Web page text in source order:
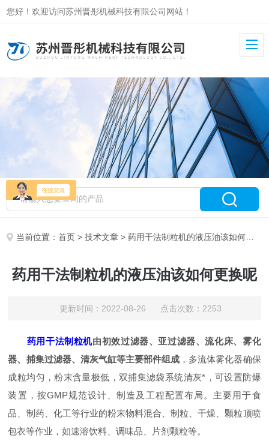
您好！欢迎访问苏州晋彤机械科技有限公司网站！
当前位置：首页 >技术文章 > 药用干法制粒机的液压油该如何更换呢
药用干法制粒机的液压油该如何更换呢
更新时间：2022-08-26 点击次数：2253
药用干法制粒机由初效过滤器、亚过滤器、流化床、雾化
器、捕集过滤器、清灰气缸等主要部件组成 ，多流体雾化器确保
成粒均匀，粉末含量极低，双捕集滤袋系统清灰*，可设置防爆
装置，按GMP规范设计、制造及工程配置布局。主要用于食
品、制药、化工等行业的粉末物料混合、制粒、干燥、颗粒顶喷
包衣等作业，如速溶饮料、调味品、片剂颗粒等。